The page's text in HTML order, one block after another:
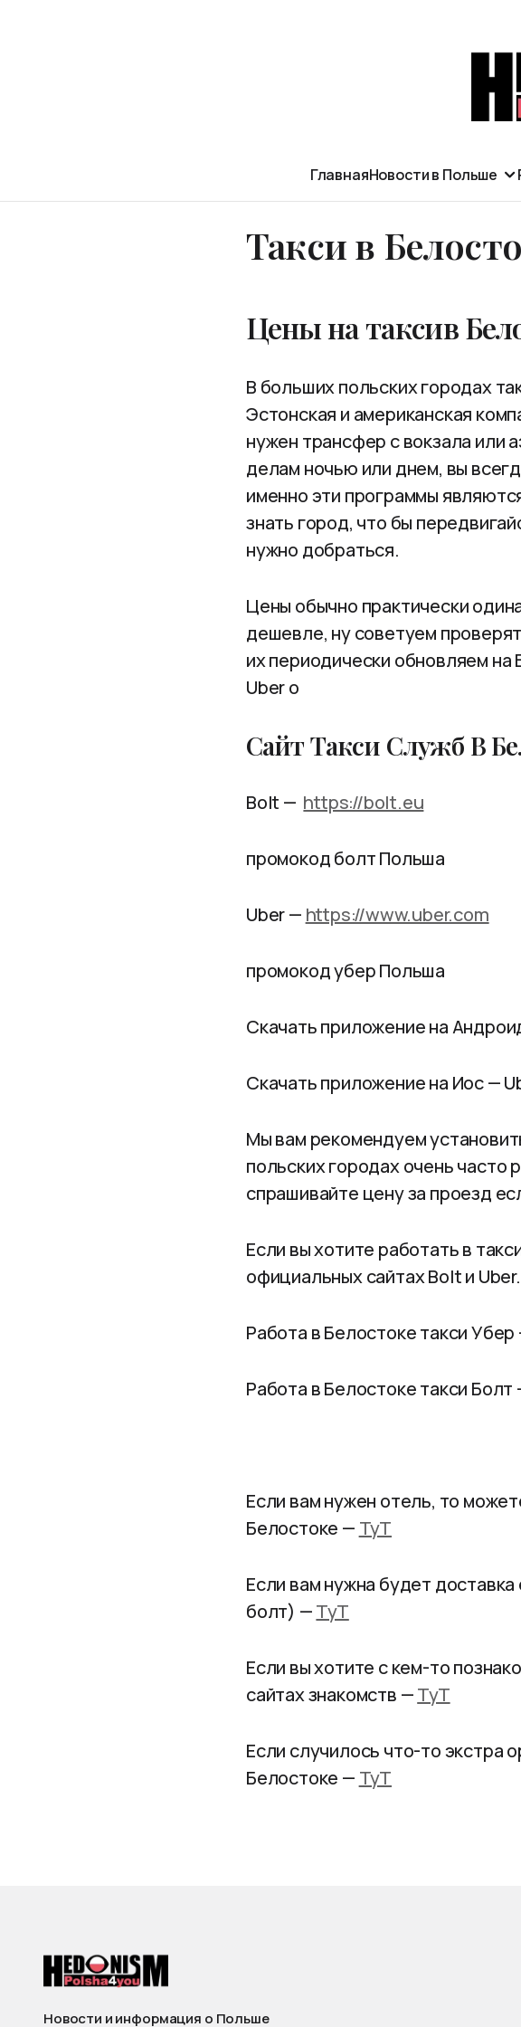
ГлавнаяНовости в Польше
Такси в
Цены на таксив
В больших польских городах
Эстонская и американская
нужен трансфер с вокзала или
делам ночью или днем, вы
именно эти программы
знать город, что бы
нужно добраться.
Цены обычно практически
дешевле, ну советуем
их периодически обновляем на
Uber о
Сайт Такси Служб В
Bolt — https://bolt.eu
промокод болт Польша
Uber — https://www.uber.com
промокод убер Польша
Скачать приложение на
Скачать приложение на Иос —
Мы вам рекомендуем
польских городах очень часто
спрашивайте цену за проезд
Если вы хотите работать в
официальных сайтах Bolt и Uber.
Работа в Белостоке такси Убер
Работа в Белостоке такси Болт
Если вам нужен отель, то
Белостоке — ТуТ
Если вам нужна будет
болт) —ТуТ
Если вы хотите с кем-то
сайтах знакомств —ТуТ
Если случилось что-то экстра
Белостоке — ТуТ
Новости и информация о Польше